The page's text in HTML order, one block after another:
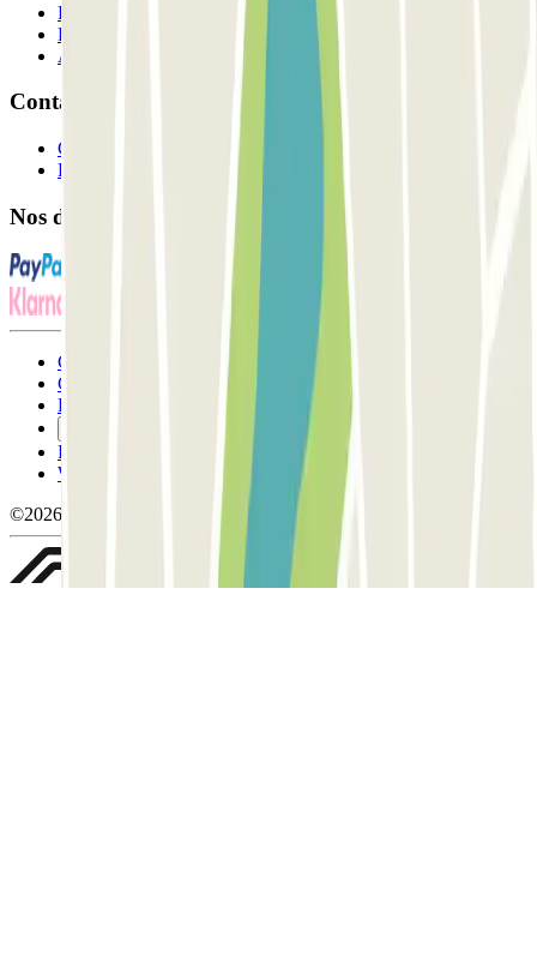
Professionnels
Fournisseur de parking
Affiliés
Contact
Contactez-nous
FAQ
Nos différents modes de paiement:
Conditions générales d'utilisation et contrat
Conditions d'annulation
Politique relative aux cookies
Politique de confidentialité
Whistleblowing
©2026 Parclick. Tous droits réservés